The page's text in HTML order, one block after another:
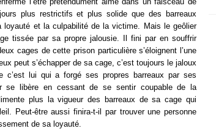
plus restrictifs et plus solide que des barreaux
loyauté et la culpabilité de la victime. Mais le geôlier
tissée par sa propre jalousie. Il fini par en souffrir
cages de cette prison particulière s’éloignent l’une
peut s’échapper de sa cage, c’est toujours le jaloux
c’est lui qui a forgé ses propres barreaux par ses
se libère en cessant de se sentir coupable de la
plus la vigueur des barreaux de sa cage qui
Peut-être aussi finira-t-il par trouver une personne
de sa loyauté.